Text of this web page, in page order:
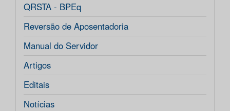
QRSTA - BPEq
Reversão de Aposentadoria
Manual do Servidor
Artigos
Editais
Notícias